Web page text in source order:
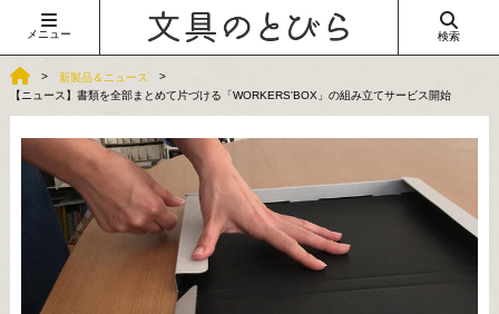
メニュー 検索
新製品＆ニュース
【ニュース】書類を全部まとめて片づける「WORKERS'BOX」の組み立てサービス開始